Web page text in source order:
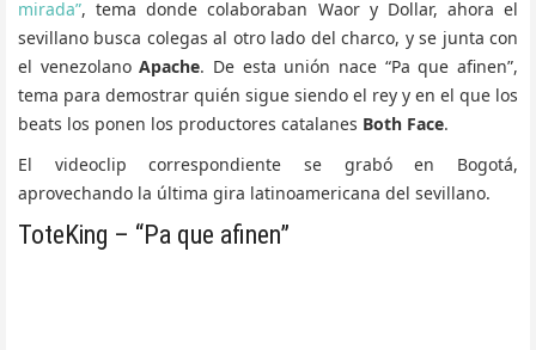
mirada”, tema donde colaboraban Waor y Dollar, ahora el
sevillano busca colegas al otro lado del charco, y se junta con
el venezolanoApache. De esta unión nace “Pa que afinen”,
tema para demostrar quién sigue siendo el rey y en el que los
beats los ponen los productores catalanes Both Face.
El videoclip correspondiente se grabó en Bogotá,
aprovechando la última gira latinoamericana del sevillano.
ToteKing – “Pa que afinen”